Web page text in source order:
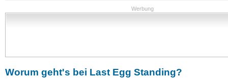
Werbung
Worum geht's bei Last Egg Standing?